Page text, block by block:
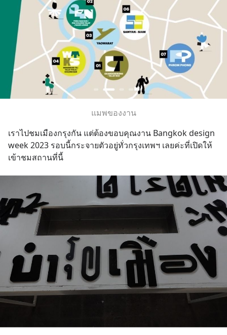
แมพของงาน
เราไปชมเมืองกรุงกัน แต่ต้องขอบคุณงาน Bangkok design
week 2023 รอบนี้กระจายตัวอยู่ทั่วกรุงเทพฯ เลยค่ะที่เปิดให้
เข้าชมสถานที่นี้